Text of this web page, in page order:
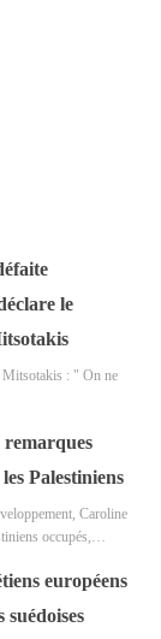
le
: " On ne
remarques
Palestiniens
Caroline
occupés,…
européens